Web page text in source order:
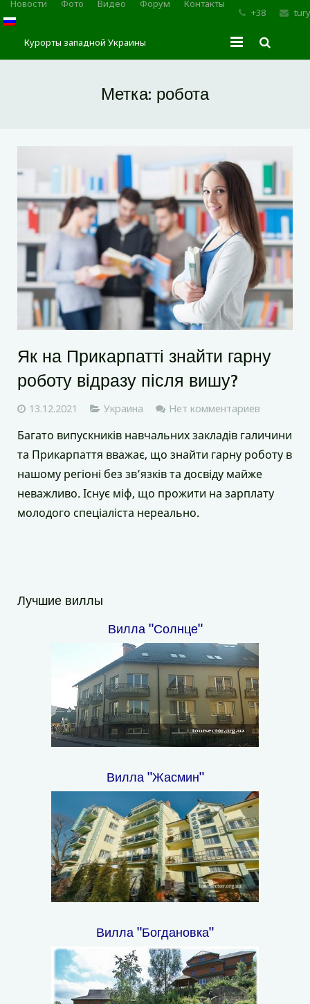
Новости Фото Видео Форум Контакты
+38
Курорты западной Украины
Моршин
Карпаты
Метка: робота
Як на Прикарпатті знайти гарну
роботу відразу після вишу?
13.12.2021 Украина Нет комментариев
Багато випускників навчальних закладів галичини
та Прикарпаття вважає, що знайти гарну роботу в
нашому регіоні без зв’язків та досвіду майже
неважливо. Існує міф, що прожити на зарплату
молодого спеціаліста нереально.
Лучшие виллы
Вилла "Солнце"
Вилла "Жасмин"
Вилла "Богдановка"